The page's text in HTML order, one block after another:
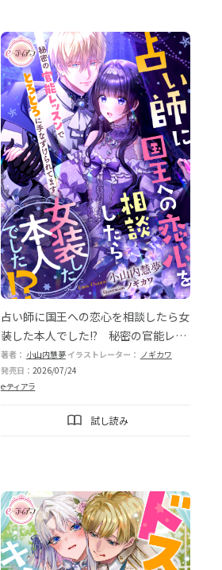
占い師に国王への恋心を相談したら女
装した本人でした!? 秘密の官能レッ
スンでとろとろに手なずけられてます
著者： 小山内慧夢イラストレーター： ノギカワ
発売日： 2026/07/24
e-ティアラ
試し読み